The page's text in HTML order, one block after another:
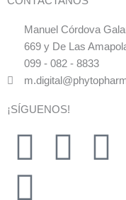
Manuel Córdova
669 y De Las
099 - 082 - 8833
¡SÍGUENOS!
F
a
I
T
Y
o